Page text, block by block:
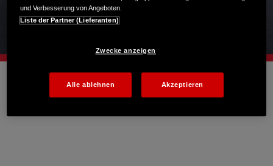
und Verbesserung von Angeboten.
Liste der Partner (Lieferanten)
Zwecke anzeigen
Alle ablehnen Akzeptieren